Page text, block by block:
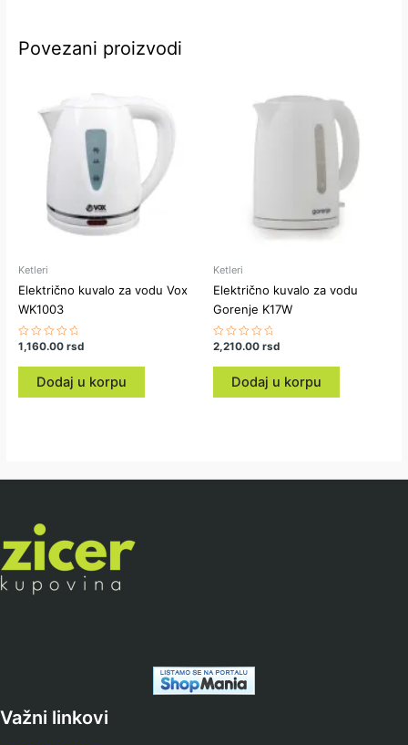
Povezani proizvodi
Ketleri
Električno kuvalo za vodu Vox
WK1003
Ocenjeno
0
1,160.00rsd
Dodaj u korpu
Ketleri
Električno kuvalo za vodu
Gorenje K17W
Ocenjeno
0
2,210.00 rsd
Dodaj u korpu
Važni linkovi